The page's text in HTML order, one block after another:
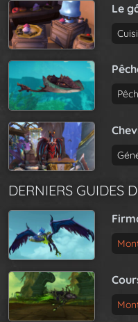
Le
DERNIERS GUIDES